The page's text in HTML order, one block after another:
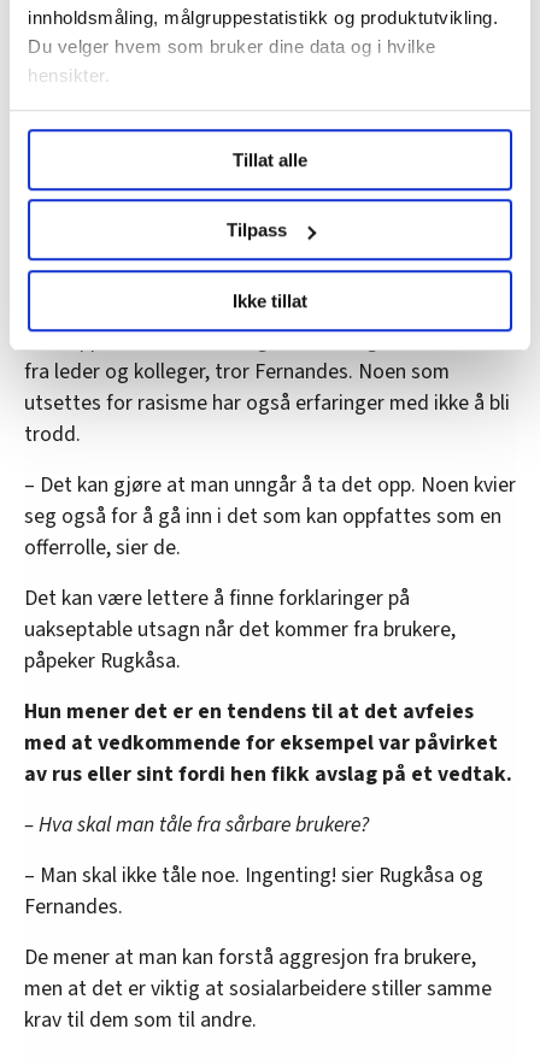
innholdsmåling, målgruppestatistikk og produktutvikling.
Du velger hvem som bruker dine data og i hvilke
hensikter.
Undermer infokan du lese om hvordan dine personlige
data behandles og hvordan du kan velge hvordan de skal
brukes. Du kan hele tiden endre eller trekke tilbake ditt
samtykke fra erklæringen om informasjonskapsler.
LO Medias publikasjoner frifagbevegelse.no, hk-nytt.no
og fontene.no bruker informasjonskapsler (cookies) for å
lære hvordan våre nettsider blir brukt slik at vi tilby
relevant innhold, tilpassede annonser og utarbeide
statistikk.
Vi deler bare informasjon om hvordan du bruker
innenfor analyse og annonsering. Disse er angitt i
oversikten lengre ned på denne siden.
Tillat alle
Tilpass
Ikke tillat
Ariana Guilherme Fernandes, førsteamanuensis ved Institutt for
Anne M. Odland
I den grad man som sosialarbeider tar det opp, kan
man oppleve at det blir bagatellisert og bortforklart
fra leder og kolleger, tror Fernandes. Noen som
utsettes for rasisme har også erfaringer med ikke å bli
trodd.
– Det kan gjøre at man unngår å ta det opp. Noen kvier
seg også for å gå inn i det som kan oppfattes som en
offerrolle, sier de.
Det kan være lettere å finne forklaringer på
uakseptable utsagn når det kommer fra brukere,
påpeker Rugkåsa.
Hun mener det er en tendens til at det avfeies
med at vedkommende for eksempel var påvirket
av rus eller sint fordi hen fikk avslag på et vedtak.
– Hva skal man tåle fra sårbare brukere?
– Man skal ikke tåle noe. Ingenting! sier Rugkåsa og
Fernandes.
De mener at man kan forstå aggresjon fra brukere,
men at det er viktig at sosialarbeidere stiller samme
krav til dem som til andre.